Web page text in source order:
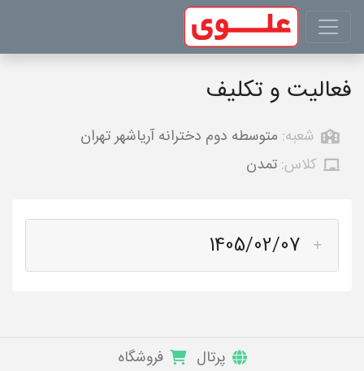
فعالیت و تکلیف
شعبه: متوسطه دوم دخترانه آریاشهر تهران
کلاس: تمدن
1405/02/07
پرتال فروشگاه